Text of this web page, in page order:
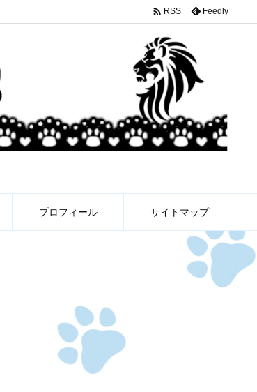
プロフィール サイトマップ
 RSS Feedly